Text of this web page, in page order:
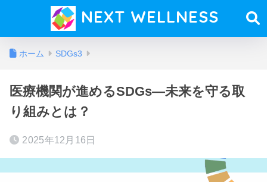
NEXT WELLNESS
ホーム SDGs3
医療機関が進めるSDGs—未来を守る取
り組みとは？
2025年12月16日